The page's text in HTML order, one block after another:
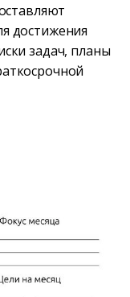
достижения
задач, планы